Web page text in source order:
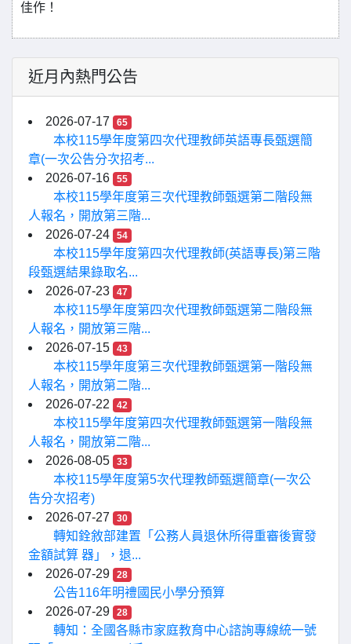
佳作！
近月內熱門公告
2026-07-17 65
本校115學年度第四次代理教師英語專長甄選簡
章(一次公告分次招考...
2026-07-16
55
本校115學年度第三次代理教師甄選第二階段無
人報名，開放第三階...
2026-07-24
54
本校115學年度第四次代理教師(英語專長)第三階
段甄選結果錄取名...
2026-07-23
47
本校115學年度第四次代理教師甄選第二階段無
人報名，開放第三階...
2026-07-15
43
本校115學年度第三次代理教師甄選第一階段無
人報名，開放第二階...
2026-07-22
42
本校115學年度第四次代理教師甄選第一階段無
人報名，開放第二階...
2026-08-05
33
本校115學年度第5次代理教師甄選簡章(一次公
告分次招考)
2026-07-27
30
轉知銓敘部建置「公務人員退休所得重審後實發
金額試算 器」，退...
2026-07-29
28
公告116年明禮國民小學分預算
2026-07-29
28
轉知：全國各縣市家庭教育中心諮詢專線統一號